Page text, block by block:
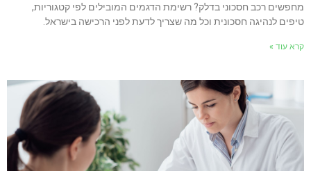
רכב חסכוני בדלק? רשימת הדגמים המובילים לפי קטגוריות,
לנהיגה חסכונית וכל מה שצריך לדעת לפני הרכישה בישראל.
עוד »